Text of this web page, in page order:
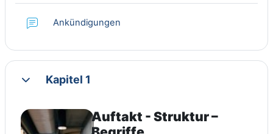
Ankündigungen
CollapseKapitel 1
Auftakt - Struktur –